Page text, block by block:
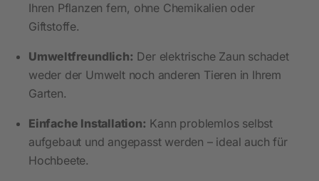
Ihren Pflanzen fern, ohne Chemikalien oder
Giftstoffe.
Umweltfreundlich: Der elektrische Zaun schadet
weder der Umwelt noch anderen Tieren in Ihrem
Garten.
Einfache Installation: Kann problemlos selbst
aufgebaut und angepasst werden – ideal auch für
Hochbeete.